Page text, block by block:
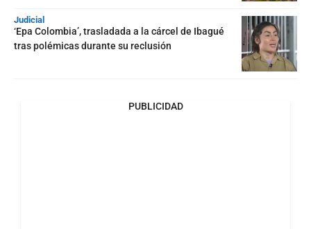
Judicial
‘Epa Colombia’, trasladada a la cárcel de Ibagué
tras polémicas durante su reclusión
PUBLICIDAD